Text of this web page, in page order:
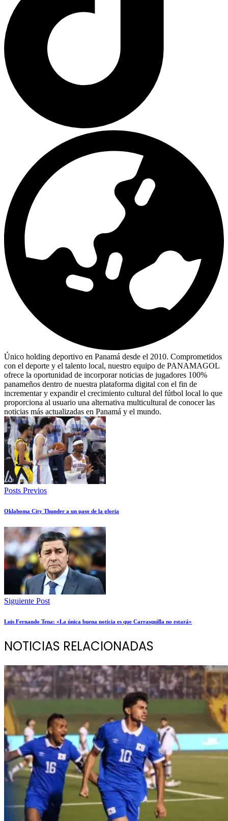
Único holding deportivo en Panamá desde el 2010. Comprometidos
con el deporte y el talento local, nuestro equipo de PANAMAGOL
ofrece la oportunidad de incorporar noticias de jugadores 100%
panameños dentro de nuestra plataforma digital con el fin de
incrementar y expandir el crecimiento cultural del fútbol local lo que
proporciona al usuario una alternativa multicultural de conocer las
noticias más actualizadas en Panamá y el mundo.
Posts Previos
Oklahoma City Thunder a un paso de la gloria
Siguiente Post
Luis Fernando Tena: «La única buena noticia es que Carrasquilla no estará»
NOTICIAS RELACIONADAS